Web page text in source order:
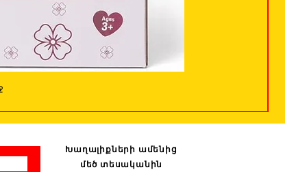
Խաղալիքների ամենից
մեծ տեսականին